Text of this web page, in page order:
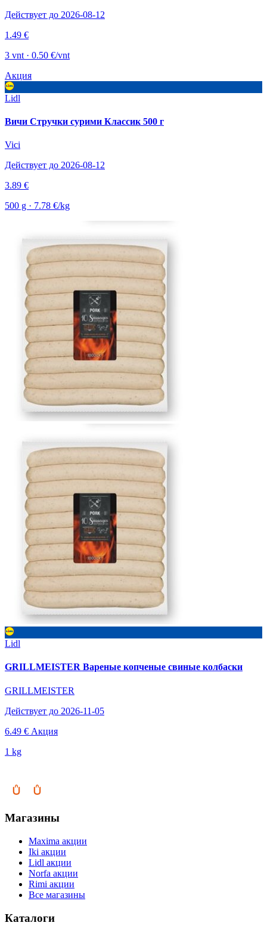
Действует до 2026-08-12
1.49 €
3 vnt · 0.50 €/vnt
Акция
Lidl
Вичи Стручки сурими Классик 500 г
Vici
Действует до 2026-08-12
3.89 €
500 g · 7.78 €/kg
Lidl
GRILLMEISTER Вареные копченые свиные колбаски
GRILLMEISTER
Действует до 2026-11-05
6.49 € Акция
1 kg
Магазины
Maxima акции
Iki акции
Lidl акции
Norfa акции
Rimi акции
Все магазины
Каталоги